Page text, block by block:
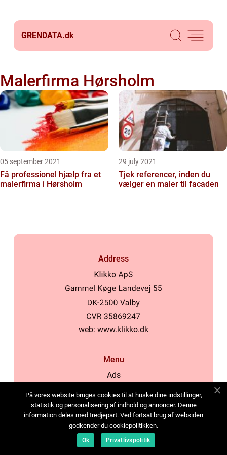
GRENDATA.dk
Malerfirma Hørsholm
05 september 2021
Få professionel hjælp fra et
malerfirma i Hørsholm
29 july 2021
Tjek referencer, inden du
vælger en maler til facaden
Address
web: www.klikko.dk
Menu
Ads
Cookies
Contact
Sitemap
På vores website bruges cookies til at huske dine indstillinger,
statistik og personalisering af indhold og annoncer. Denne
information deles med tredjepart. Ved fortsat brug af websiden
godkender du cookiepolitikken.
Ok Privatlivspolitik